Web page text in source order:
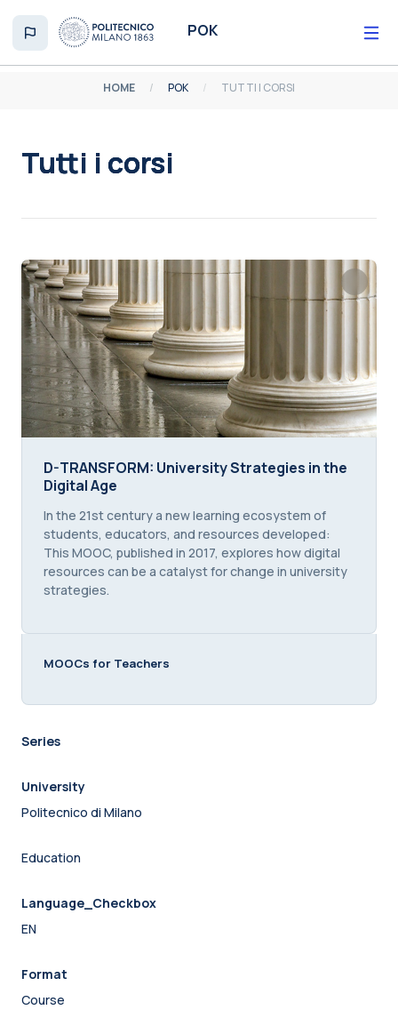
POK
HOME POK TUTTI I CORSI
Tutti i corsi
D-TRANSFORM: University Strategies in the Digital
D-TRANSFORM: University Strategies in the
Digital Age
Course summary text:
In the 21st century a new learning ecosystem of
students, educators, and resources developed:
This MOOC, published in 2017, explores how digital
resources can be a catalyst for change in university
strategies.
MOOCs for Teachers
Series
University
Politecnico di Milano
Education
Language_Checkbox
EN
Format
Course